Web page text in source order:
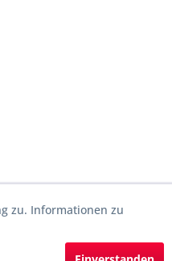
zu. Informationen zu